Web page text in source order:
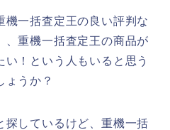
機一括査定王の良い評判な
、重機一括査定王の商品が
！という人もいると思う
ょうか？
探しているけど、重機一括